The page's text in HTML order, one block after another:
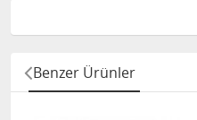
Benzer Ürünler